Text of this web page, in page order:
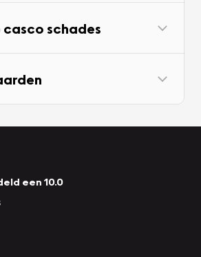
casco schades
een 10.0